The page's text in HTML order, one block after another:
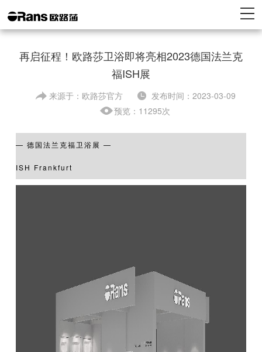
再启征程！欧路莎卫浴即将亮相2023德国法兰克
福ISH展
来源于：欧路莎官方
发布时间：2023-03-09
预览：11295次
— 德国法兰克福卫浴展 —
ISH Frankfurt